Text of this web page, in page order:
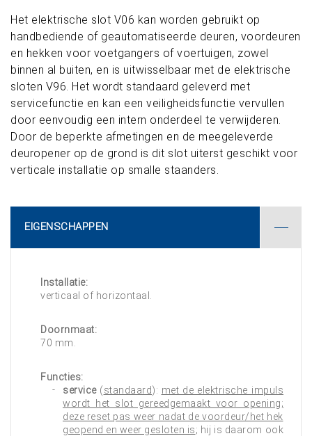
Het elektrische slot V06 kan worden gebruikt op
handbediende of geautomatiseerde deuren, voordeuren
en hekken voor voetgangers of voertuigen, zowel
binnen al buiten, en is uitwisselbaar met de elektrische
sloten V96. Het wordt standaard geleverd met
servicefunctie en kan een veiligheidsfunctie vervullen
door eenvoudig een intern onderdeel te verwijderen.
Door de beperkte afmetingen en de meegeleverde
deuropener op de grond is dit slot uiterst geschikt voor
verticale installatie op smalle staanders.
EIGENSCHAPPEN
Installatie:
verticaal of horizontaal.
Doornmaat:
70 mm.
Functies:
service(standaard): met de elektrische impuls
wordt het slot gereedgemaakt voor opening;
deze reset pas weer nadat de voordeur/het hek
geopend en weer gesloten is; hij is daarom ook